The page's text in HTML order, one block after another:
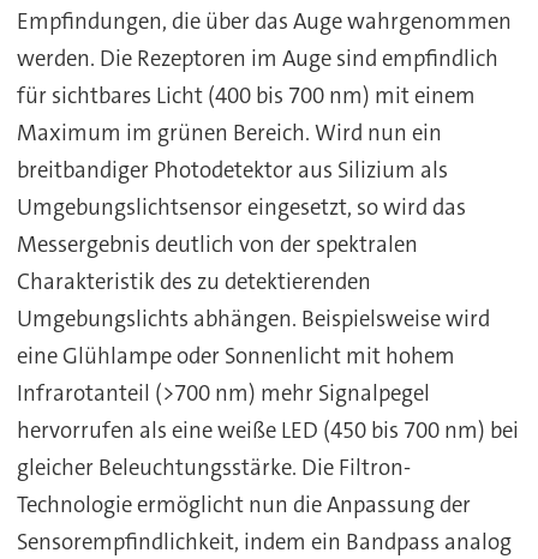
Empfindungen, die über das Auge wahrgenommen
werden. Die Rezeptoren im Auge sind empfindlich
für sichtbares Licht (400 bis 700 nm) mit einem
Maximum im grünen Bereich. Wird nun ein
breitbandiger Photodetektor aus Silizium als
Umgebungslichtsensor eingesetzt, so wird das
Messergebnis deutlich von der spektralen
Charakteristik des zu detektierenden
Umgebungslichts abhängen. Beispielsweise wird
eine Glühlampe oder Sonnenlicht mit hohem
Infrarotanteil (>700 nm) mehr Signalpegel
hervorrufen als eine weiße LED (450 bis 700 nm) bei
gleicher Beleuchtungsstärke. Die Filtron-
Technologie ermöglicht nun die Anpassung der
Sensorempfindlichkeit, indem ein Bandpass analog